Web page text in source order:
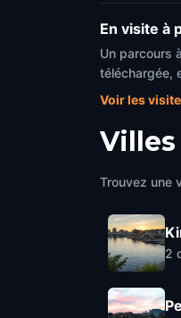
En visite à
Un parcours
téléchargée,
Voir les
Trouvez une
2